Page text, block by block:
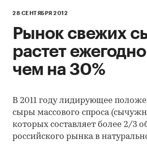
28 СЕНТЯБРЯ 2012
Рынок свежих
растет
чем на 30%
В 2011 году лидирующее
сыры массового спроса
которых составляет более 2/3
российского рынка в